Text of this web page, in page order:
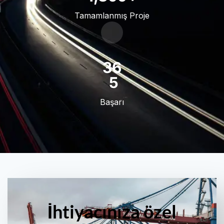
Tamamlanmış Proje
47
9
Başarı
İhtiyacınıza özel